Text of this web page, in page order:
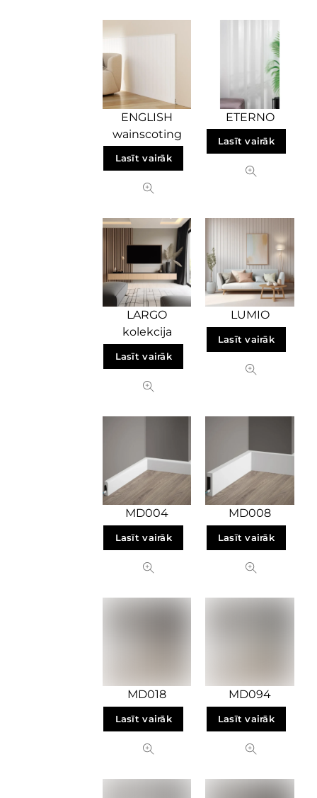
ENGLISH
wainscoting
Lasīt vairāk
ETERNO
Lasīt vairāk
LARGO
kolekcija
Lasīt vairāk
LUMIO
Lasīt vairāk
MD004
Lasīt vairāk
MD008
Lasīt vairāk
MD018
Lasīt vairāk
MD094
Lasīt vairāk